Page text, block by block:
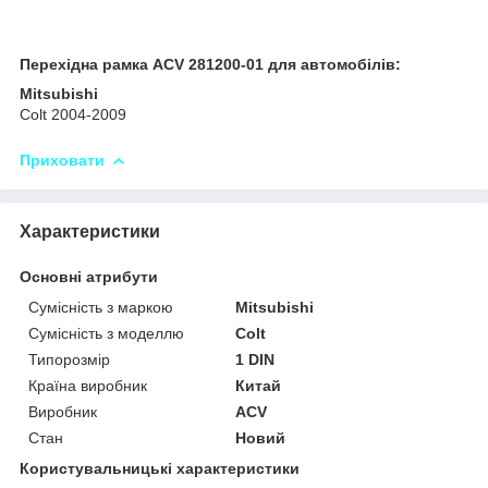
Перехідна рамка ACV 281200-01 для автомобілів:
Mitsubishi
Colt 2004-2009
Приховати
Характеристики
Основні атрибути
Сумісність з маркою
Mitsubishi
Сумісність з моделлю
Colt
Типорозмір
1 DIN
Країна виробник
Китай
Виробник
ACV
Стан
Новий
Користувальницькі характеристики